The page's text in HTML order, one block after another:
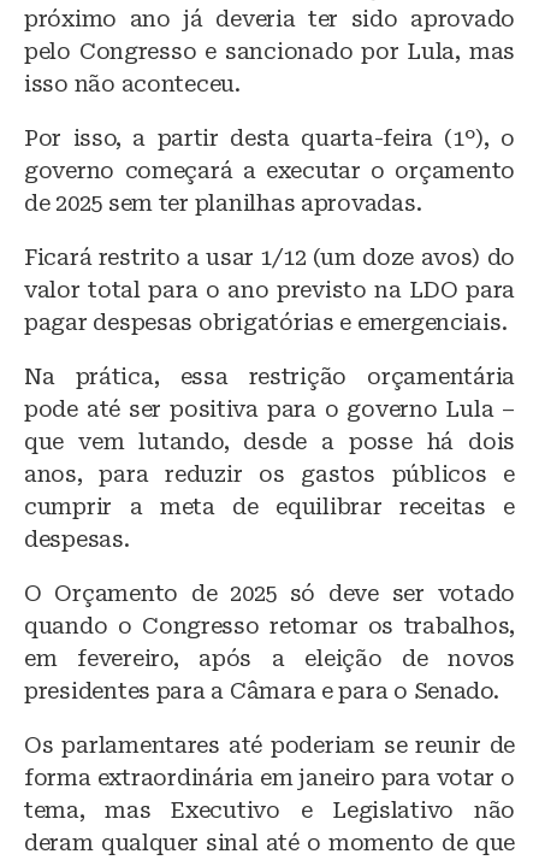
próximo ano já deveria ter sido aprovado
pelo Congresso e sancionado por Lula, mas
isso não aconteceu.
Por isso, a partir desta quarta-feira (1º), o
governo começará a executar o orçamento
de 2025 sem ter planilhas aprovadas.
Ficará restrito a usar 1/12 (um doze avos) do
valor total para o ano previsto na LDO para
pagar despesas obrigatórias e emergenciais.
Na prática, essa restrição orçamentária
pode até ser positiva para o governo Lula –
que vem lutando, desde a posse há dois
anos, para reduzir os gastos públicos e
cumprir a meta de equilibrar receitas e
despesas.
O Orçamento de 2025 só deve ser votado
quando o Congresso retomar os trabalhos,
em fevereiro, após a eleição de novos
presidentes para a Câmara e para o Senado.
Os parlamentares até poderiam se reunir de
forma extraordinária em janeiro para votar o
tema, mas Executivo e Legislativo não
deram qualquer sinal até o momento de que